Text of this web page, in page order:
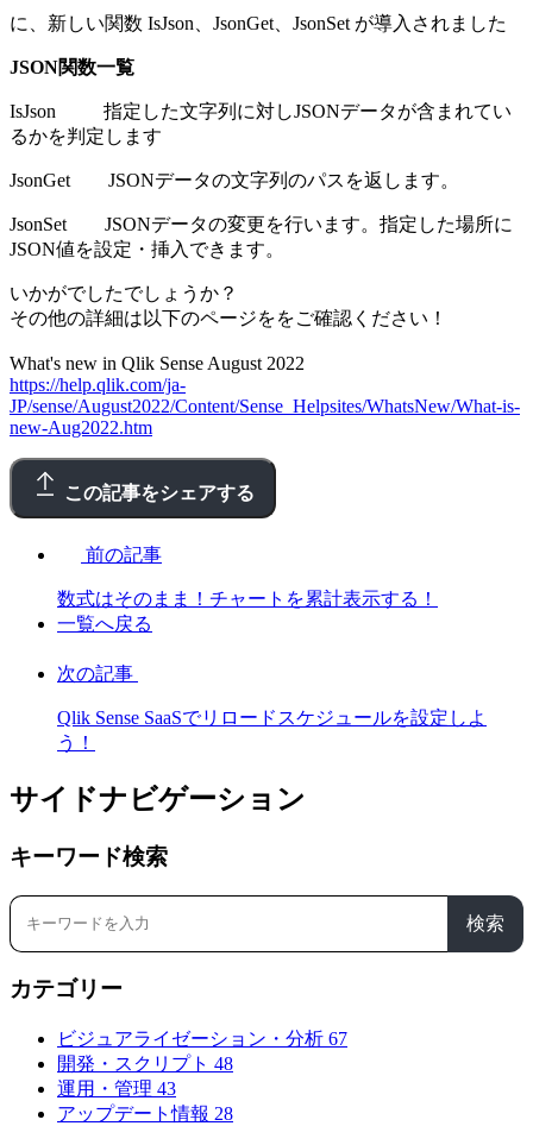
に、新しい関数 IsJson、JsonGet、JsonSet が導入されました
JSON関数一覧
IsJson 指定した文字列に対しJSONデータが含まれてい
るかを判定します
JsonGet JSONデータの文字列のパスを返します。
JsonSet JSONデータの変更を行います。指定した場所に
JSON値を設定・挿入できます。
いかがでしたでしょうか？
その他の詳細は以下のページををご確認ください！
What's new in Qlik Sense August 2022
https://help.qlik.com/ja-
JP/sense/August2022/Content/Sense_Helpsites/WhatsNew/What-is-
new-Aug2022.htm
この記事をシェアする
前の記事
数式はそのまま！チャートを累計表示する！
一覧へ戻る
次の記事
Qlik Sense SaaSでリロードスケジュールを設定しよ
う！
サイドナビゲーション
キーワード検索
検索
カテゴリー
ビジュアライゼーション・分析 67
開発・スクリプト 48
運用・管理 43
アップデート情報 28